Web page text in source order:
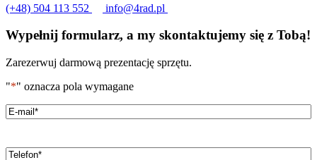
(+48) 504 113 552 info@4rad.pl
Wypełnij formularz, a my skontaktujemy się z Tobą!
Zarezerwuj darmową prezentację sprzętu.
"*" oznacza pola wymagane
Email*
Telefon*